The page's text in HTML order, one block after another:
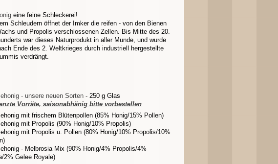
eine feine Schleckerei!
Schleudern öffnet der Imker die reifen - von den Bienen
und Propolis verschlossenen Zellen. Bis Mitte des 20.
war dieses Naturprodukt in aller Munde, und wurde
Ende des 2. Weltkrieges durch industriell hergestellte
verdrängt.
- unsere neuen Sorten - 250 g Glas
Vorräte, saisonabhänig bitte vorbestellen
mit frischem Blütenpollen (85% Honig/15% Pollen)
mit Propolis (90% Honig/10% Propolis)
mit Propolis u. Pollen (80% Honig/10% Propolis/10%
- Melbrosia Mix (90% Honig/4% Propolis/4%
2% Gelee Royale)